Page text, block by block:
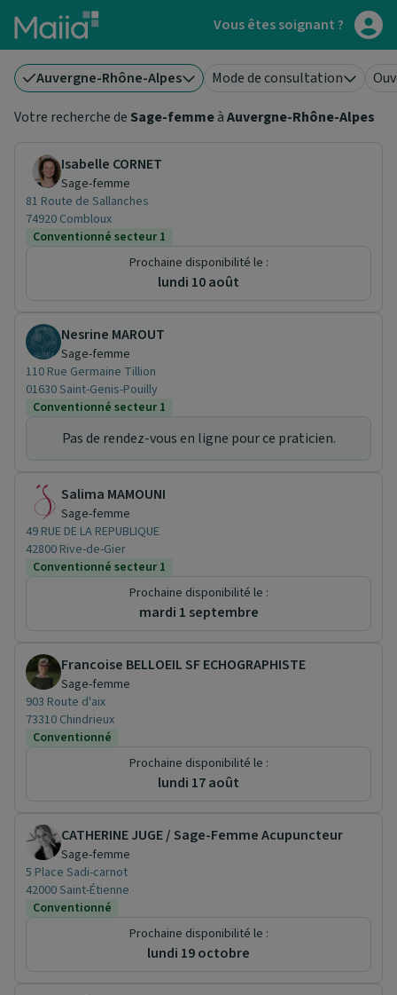
Aller au contenu principal Vous êtes soignant ?
Auvergne-Rhône-Alpes Mode de consultation
Votre recherche de Sage-femmeàAuvergne-Rhône-Alpes
Isabelle CORNET
Sage-femme
81 Route de Sallanches
74920 Combloux
Conventionné secteur 1
Prochaine disponibilité le :
lundi 10 août
Nesrine MAROUT
Sage-femme
110 Rue Germaine Tillion
01630 Saint-Genis-Pouilly
Conventionné secteur 1
Pas de rendez-vous en ligne pour ce praticien.
Salima MAMOUNI
Sage-femme
49 RUE DE LA REPUBLIQUE
42800 Rive-de-Gier
Conventionné secteur 1
Prochaine disponibilité le :
mardi 1 septembre
Francoise BELLOEIL SF ECHOGRAPHISTE
Sage-femme
903 Route d'aix
73310 Chindrieux
Conventionné
Prochaine disponibilité le :
lundi 17 août
CATHERINE JUGE / Sage-Femme Acupuncteur
Sage-femme
5 Place Sadi-carnot
42000 Saint-Étienne
Conventionné
Prochaine disponibilité le :
lundi 19 octobre